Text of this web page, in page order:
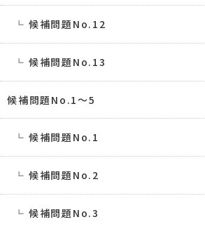
候補問題No.12
候補問題No.13
候補問題No.1〜5
候補問題No.1
候補問題No.2
候補問題No.3